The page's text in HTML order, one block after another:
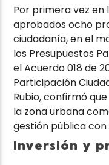
Por primera vez en
aprobados ocho
ciudadanía, en el
los Presupuestos
el Acuerdo 018 de
Participación
Rubio, confirmó
la zona urbana
gestión pública
Inversión y